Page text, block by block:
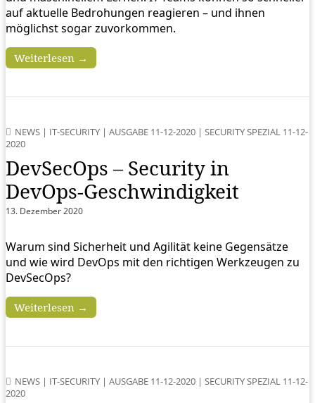
auf aktuelle Bedrohungen reagieren – und ihnen
möglichst sogar zuvorkommen.
Weiterlesen →
NEWS | IT-SECURITY | AUSGABE 11-12-2020 | SECURITY SPEZIAL 11-12-
2020
DevSecOps – Security in
DevOps-Geschwindigkeit
13. Dezember 2020
Warum sind Sicherheit und Agilität keine Gegensätze
und wie wird DevOps mit den richtigen Werkzeugen zu
DevSecOps?
Weiterlesen →
NEWS | IT-SECURITY | AUSGABE 11-12-2020 | SECURITY SPEZIAL 11-12-
2020